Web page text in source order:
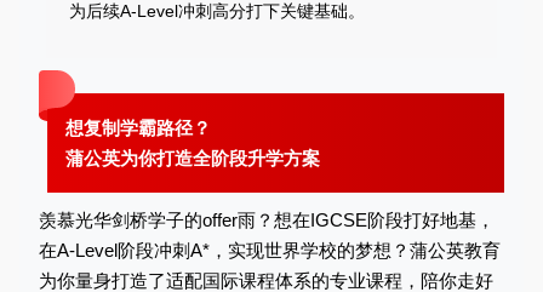
为后续A-Level冲刺高分打下关键基础。
想复制学霸路径？
蒲公英为你打造全阶段升学方案
羡慕光华剑桥学子的offer雨？想在IGCSE阶段打好地基，
在A-Level阶段冲刺A*，实现世界学校的梦想？蒲公英教育
为你量身打造了适配国际课程体系的专业课程，陪你走好